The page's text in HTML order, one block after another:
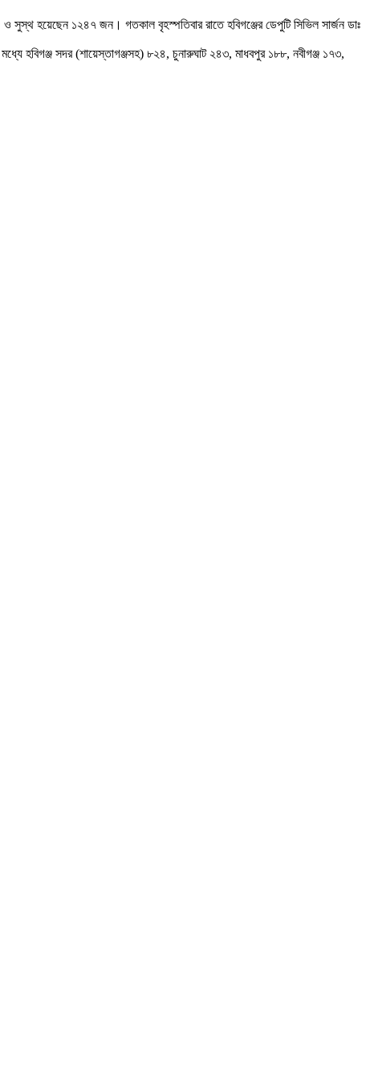
হয়েছেন ১২৪৭ জন। গতকাল বৃহস্পতিবার রাতে হবিগঞ্জের ডেপুটি সিভিল সার্জন ডাঃ
হবিগঞ্জ সদর (শায়েস্তাগঞ্জসহ) ৮২৪, চুনারুঘাট ২৪৩, মাধবপুর ১৮৮, নবীগঞ্জ ১৭৩,